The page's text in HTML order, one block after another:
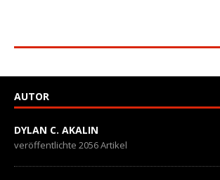
AUTOR
DYLAN C. AKALIN
veröffentlichte 2056 Artikel